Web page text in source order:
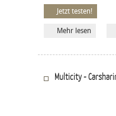
Jetzt testen!
Mehr lesen
Multicity -